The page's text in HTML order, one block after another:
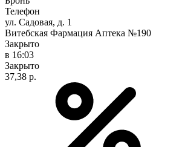
Телефон
ул. Садовая, д. 1
Витебская Фармация Аптека №190
Закрыто
в 16:03
Закрыто
37,38 р.